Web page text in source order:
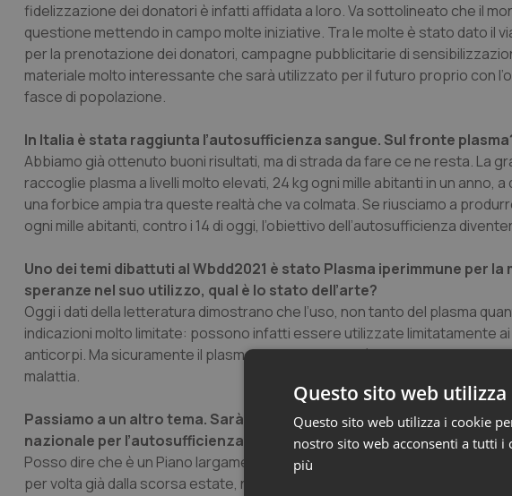
fidelizzazione dei donatori è infatti affidata a loro. Va sottolineato che il
questione mettendo in campo molte iniziative. Tra le molte è stato dato il
per la prenotazione dei donatori, campagne pubblicitarie di
materiale molto interessante che sarà utilizzato per il futuro proprio con
fasce di popolazione.
In Italia è stata raggiunta l’autosufficienza sangue. Sul fronte
Abbiamo già ottenuto buoni risultati, ma di strada da fare ce ne resta. La
raccoglie plasma a livelli molto elevati, 24 kg ogni mille abitanti in un anno,
una forbice ampia tra queste realtà che va colmata. Se riusciamo a
ogni mille abitanti, contro i 14 di oggi, l’obiettivo dell’autosufficienza
Uno dei temi dibattuti al Wbdd2021 è stato Plasma iperimmune per
speranze nel suo utilizzo, qual è lo stato dell’arte?
Oggi i dati della letteratura dimostrano che l’uso, non tanto del plasma
indicazioni molto limitate: possono infatti essere utilizzate limitatamente
anticorpi. Ma sicuramente il plasma iperimmune non è la cura,
malattia.
Passiamo a un altro tema. Sarà presentato nella prima seduta utile
nazionale per l’autosufficienza del sangue e dei suoi prodotti.
Posso dire che è un Piano largamente condiviso, scritto insieme alle
per volta già dalla scorsa estate, non è quindi improvvisato. Però è un Piano
Questo sito web utilizza
Questo sito web utilizza i cookie
nostro sito web acconsenti a tutti
più